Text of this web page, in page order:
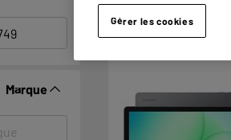
Marque
Gérer les cookies